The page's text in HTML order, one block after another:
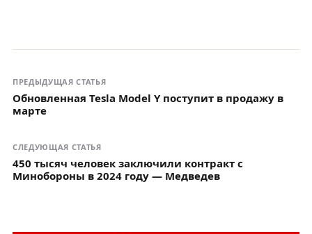
ПРЕДЫДУЩАЯ СТАТЬЯ
Обновленная Tesla Model Y поступит в продажу в
марте
СЛЕДУЮЩАЯ СТАТЬЯ
450 тысяч человек заключили контракт с
Минобороны в 2024 году — Медведев